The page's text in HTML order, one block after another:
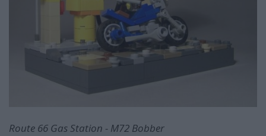
Route 66 Gas Station - M72 Bobber